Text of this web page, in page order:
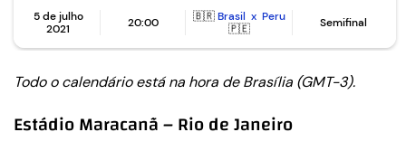
5 de julho
2021
20:00 🇧🇷Brasil x Peru
🇵🇪
Semifinal
Todo o calendário está na hora de Brasília (GMT-3).
Estádio Maracanã – Rio de Janeiro